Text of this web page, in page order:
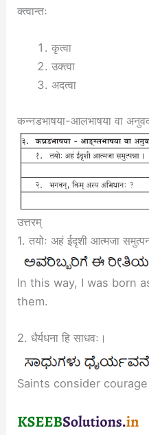
क्त्वान्तः
कृत्वा
उक्त्वा
अदत्वा
कन्नडभाषया-आलभाषया वा
उत्तरम्
1. तयोः अहं ईदृशी आत्मजा
In this way, I was born
them.
2. धैर्यधना हि साधवः।
Saints consider